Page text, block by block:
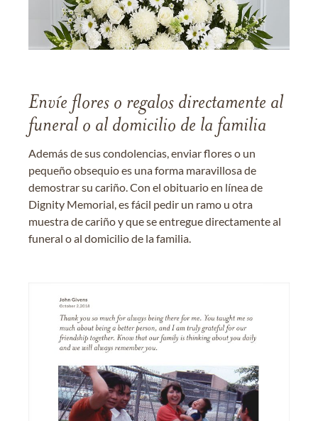
Envíe flores o regalos directamente al
funeral o al domicilio de la familia
Además de sus condolencias, enviar flores o un
pequeño obsequio es una forma maravillosa de
demostrar su cariño. Con el obituario en línea de
Dignity Memorial, es fácil pedir un ramo u otra
muestra de cariño y que se entregue directamente al
funeral o al domicilio de la familia.